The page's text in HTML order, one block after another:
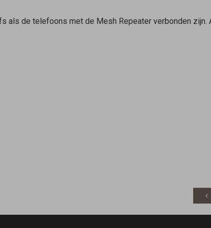
als de telefoons met de Mesh Repeaterverbonden zijn.